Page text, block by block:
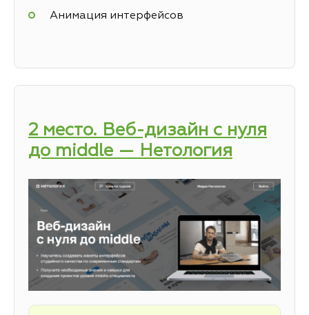
Анимация интерфейсов
2 место. Веб-дизайн с нуля
до middle — Нетология